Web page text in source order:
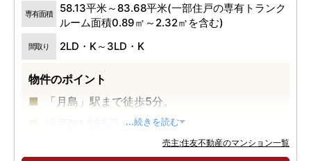
専有面積
58.13平米～83.68平米(一部住戸の専有トランク
ルーム面積0.89㎡～2.32㎡を含む)
間取り 2LD・K～3LD・K
物件のポイント
「月島」駅まで徒歩5分。
総戸数1,285戸。
中央区最高層58階建、超高層大規模再開発タワ
...続きを読む
売主:住友不動産のマンション一覧